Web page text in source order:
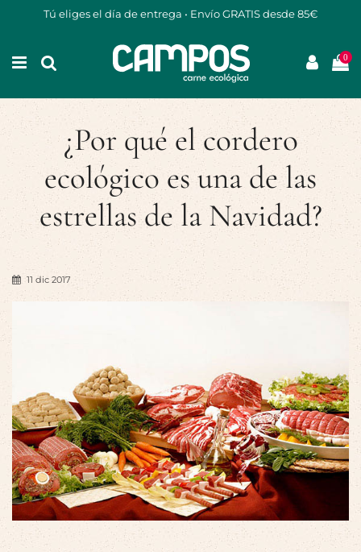
Tú eliges el día de entrega • Envío GRATIS desde 85€
0
¿Por qué el cordero
ecológico es una de las
estrellas de la Navidad?
11 dic 2017